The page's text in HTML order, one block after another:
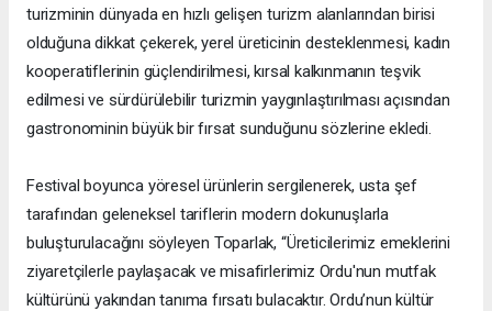
turizminin dünyada en hızlı gelişen turizm alanlarından birisi
olduğuna dikkat çekerek, yerel üreticinin desteklenmesi, kadın
kooperatiflerinin güçlendirilmesi, kırsal kalkınmanın teşvik
edilmesi ve sürdürülebilir turizmin yaygınlaştırılması açısından
gastronominin büyük bir fırsat sunduğunu sözlerine ekledi.
Festival boyunca yöresel ürünlerin sergilenerek, usta şef
tarafından geleneksel tariflerin modern dokunuşlarla
buluşturulacağını söyleyen Toparlak, “Üreticilerimiz emeklerini
ziyaretçilerle paylaşacak ve misafirlerimiz Ordu'nun mutfak
kültürünü yakından tanıma fırsatı bulacaktır. Ordu’nun kültür